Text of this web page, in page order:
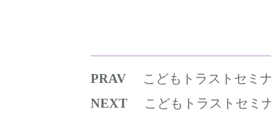
PRAV
こどもトラストセミナー
NEXT
こどもトラストセミナー